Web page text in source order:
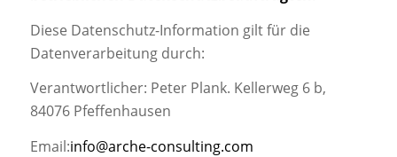
Diese Datenschutz-Information gilt für die
Datenverarbeitung durch:
Verantwortlicher: Peter Plank. Kellerweg 6 b,
84076 Pfeffenhausen
Email:info@arche-consulting.com